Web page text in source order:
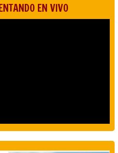
EN VIVO